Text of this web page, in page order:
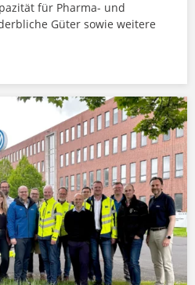
für Pharma- und
Güter sowie weitere